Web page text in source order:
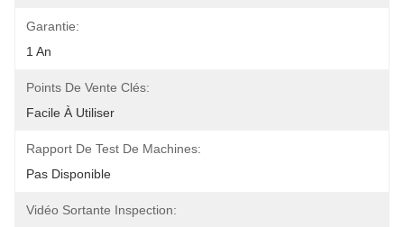
Garantie:
1 An
Points De Vente Clés:
Facile À Utiliser
Rapport De Test De Machines:
Pas Disponible
Vidéo Sortante Inspection: